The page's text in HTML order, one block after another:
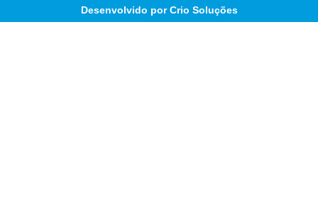
Desenvolvido por Crio Soluções